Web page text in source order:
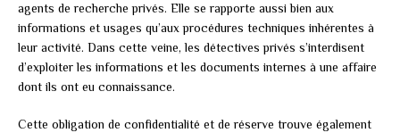
agents de recherche privés. Elle se rapporte aussi bien aux
informations et usages qu’aux procédures techniques inhérentes à
leur activité. Dans cette veine, les détectives privés s’interdisent
d’exploiter les informations et les documents internes à une affaire
dont ils ont eu connaissance.
Cette obligation de confidentialité et de réserve trouve également